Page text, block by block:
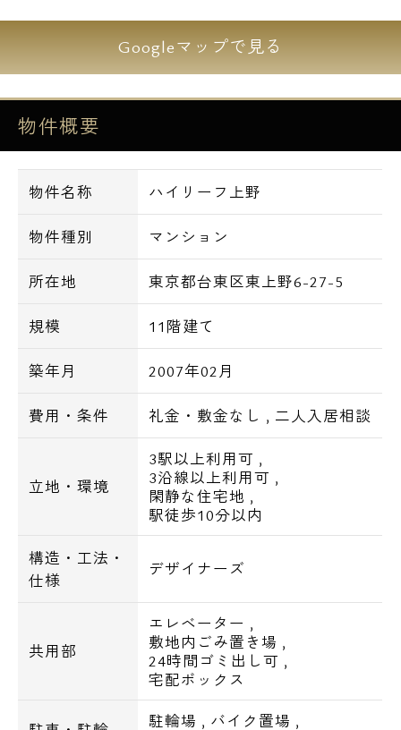
■ゴミ置き場
■ＴＶモニター付インターホン
■浴室換気乾燥機
■追い焚き機能(1LDKのみ)
■シャワートイレ
■システムキッチン
■独立洗面化粧台
■バストイレ別
■エアコン
■ＣＡＴＶ
■インターネット
月額：33,000円
■駐輪場
登録料：3,300円
■バイク置場
月額：6,600円
Googleマップで見る
物件概要
物件名称 ハイリーフ上野
物件種別 マンション
所在地 東京都台東区東上野6-27-5
規模 11階建て
築年月 2007年02月
費用・条件 礼金・敷金なし , 二人入居相談
立地・環境
3駅以上利用可 ,
3沿線以上利用可 ,
閑静な住宅地 ,
駅徒歩10分以内
構造・工法・
仕様
デザイナーズ
共用部
エレベーター ,
敷地内ごみ置き場 ,
24時間ゴミ出し可 ,
宅配ボックス
駐輪場 , バイク置場 ,